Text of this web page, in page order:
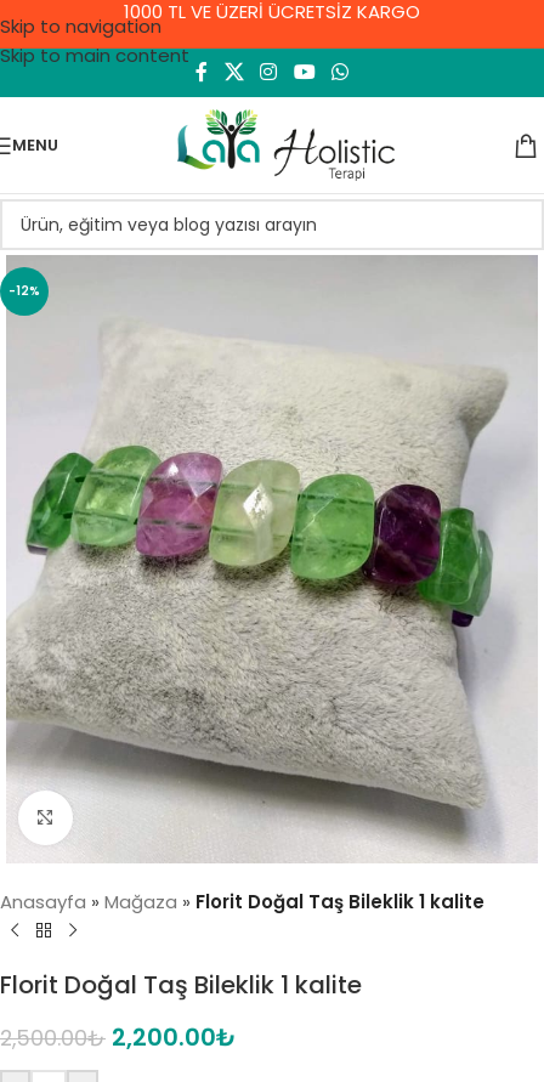
Skip to navigation
Skip to main content
1000 TL VE ÜZERİ ÜCRETSİZ KARGO
MENU
-12%
Click to enlarge
Anasayfa » Mağaza » Florit Doğal Taş Bileklik 1 kalite
Florit Doğal Taş Bileklik 1 kalite
2,500.00₺ 2,200.00₺